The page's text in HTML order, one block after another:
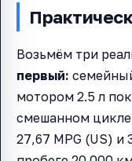
Возьмём три
первый:
мотором 2.5 л
смешанном
27,67 MPG (US) и